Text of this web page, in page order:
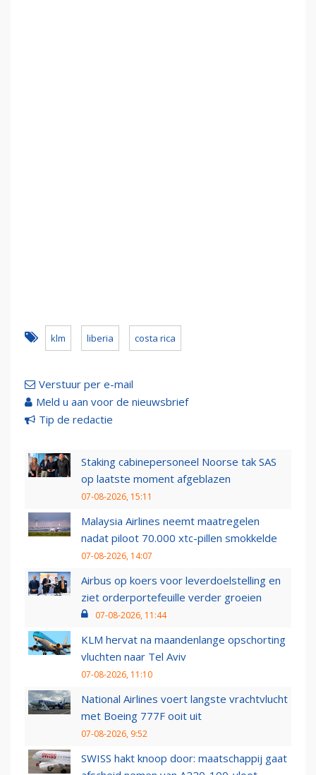
klm liberia costa rica
Verstuur per e-mail
Meld u aan voor de nieuwsbrief
Tip de redactie
Staking cabinepersoneel Noorse tak SAS
op laatste moment afgeblazen
07-08-2026, 15:11
Malaysia Airlines neemt maatregelen
nadat piloot 70.000 xtc-pillen smokkelde
07-08-2026, 14:07
Airbus op koers voor leverdoelstelling en
ziet orderportefeuille verder groeien
07-08-2026, 11:44
KLM hervat na maandenlange opschorting
vluchten naar Tel Aviv
07-08-2026, 11:10
National Airlines voert langste vrachtvlucht
met Boeing 777F ooit uit
07-08-2026, 9:52
SWISS hakt knoop door: maatschappij gaat